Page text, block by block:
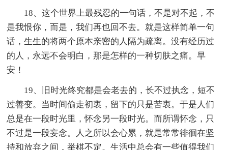
18、这个世界上最残忍的一句话，不是对不起，不
是我恨你，而是，我们再也回不去。就是这样简单一句
话，生生的将两个原本亲密的人隔为疏离。没有经历过
的人，永远不会明白，那是怎样的一种切肤之痛。早
安！
19、旧时光终究都是会老去的，长不过执念，短不
过善变。当时间偷走初衷，留下的只是苦衷。于是人们
总是在一段时光里，怀念另一段时光。而所谓怀念，只
不过是一段妄念。人之所以会心累，就是常常徘徊在坚
持和放弃之间，举棋不定。生活中总会有一些值得我们